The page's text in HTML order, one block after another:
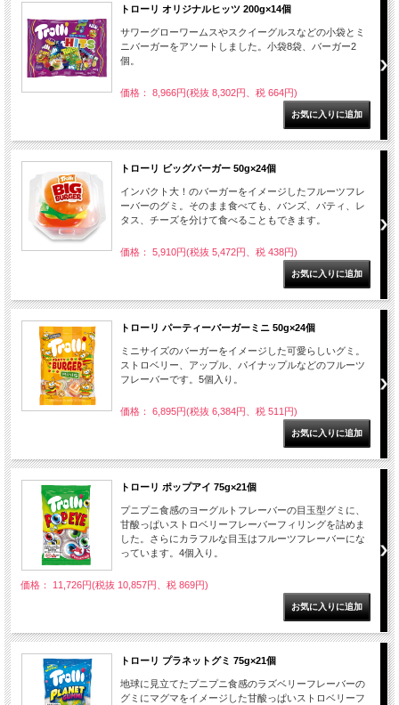
トローリ オリジナルヒッツ 200g×14個
サワーグローワームスやスクイーグルスなどの小袋とミ
ニバーガーをアソートしました。小袋8袋、バーガー2
個。
価格： 8,966円(税抜 8,302円、税 664円)
トローリ ビッグバーガー 50g×24個
インパクト大！のバーガーをイメージしたフルーツフレ
ーバーのグミ。そのまま食べても、バンズ、パティ、レ
タス、チーズを分けて食べることもできます。
価格： 5,910円(税抜 5,472円、税 438円)
トローリ パーティーバーガーミニ 50g×24個
ミニサイズのバーガーをイメージした可愛らしいグミ。
ストロベリー、アップル、パイナップルなどのフルーツ
フレーバーです。5個入り。
価格： 6,895円(税抜 6,384円、税 511円)
トローリ ポップアイ 75g×21個
プニプニ食感のヨーグルトフレーバーの目玉型グミに、
甘酸っぱいストロベリーフレーバーフィリングを詰めま
した。さらにカラフルな目玉はフルーツフレーバーにな
っています。4個入り。
価格： 11,726円(税抜 10,857円、税 869円)
トローリ プラネットグミ 75g×21個
地球に見立てたプニプニ食感のラズベリーフレーバーの
グミにマグマをイメージした甘酸っぱいストロベリーフ